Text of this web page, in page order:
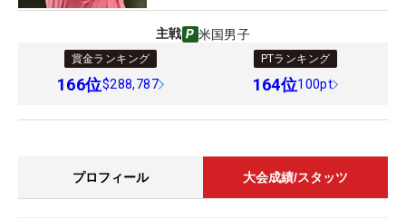
主戦 米国男子
賞金ランキング
166位$288,787
PTランキング
164位100pt
プロフィール 大会成績/スタッツ